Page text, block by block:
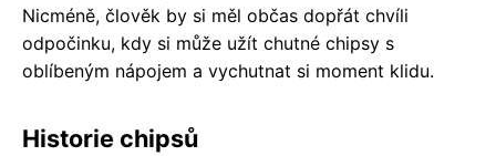
Nicméně, člověk by si měl občas dopřát chvíli
odpočinku, kdy si může užít chutné chipsy s
oblíbeným nápojem a vychutnat si moment klidu.
Historie chipsů